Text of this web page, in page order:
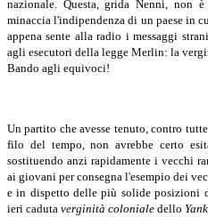
nazionale. Questa, grida Nenni, non
minaccia l'indipendenza di un paese in
appena sente alla radio i messaggi
agli esecutori della legge Merlin: la
Bando agli equivoci!
Un partito che avesse tenuto, contro
filo del tempo, non avrebbe certo
sostituendo anzi rapidamente i vecchi
ai giovani per consegna l'esempio dei
e in dispetto delle più solide posizioni
ieri caduta verginità coloniale dello